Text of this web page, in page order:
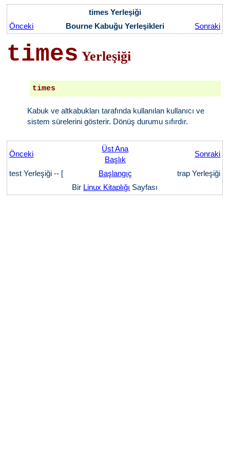
times Yerleşiği
Önceki
Bourne Kabuğu Yerleşikleri Sonraki
times Yerleşiği
times
Kabuk ve altkabukları tarafında kullanılan kullanıcı ve
sistem sürelerini gösterir. Dönüş durumu sıfırdır.
Önceki
Üst Ana
Başlık
Sonraki
test Yerleşiği -- [ Başlangıç
trap Yerleşiği
Bir Linux Kitaplığı Sayfası